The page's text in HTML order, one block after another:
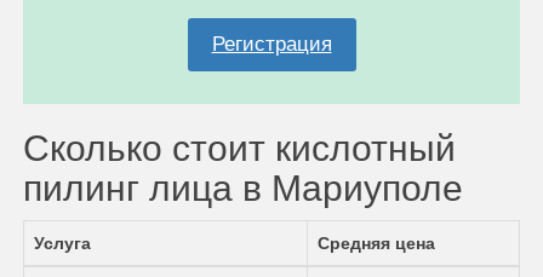
Регистрация
Сколько стоит кислотный
пилинг лица в Мариуполе
Услуга Средняя цена